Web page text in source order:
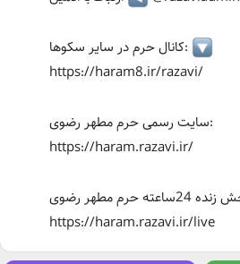
کانال حرم در سایر سکوها:
https://haram8.ir/razavi/
سایت رسمی حرم مطهر رضوی:
https://haram.razavi.ir/
https://haram.razavi.ir/live